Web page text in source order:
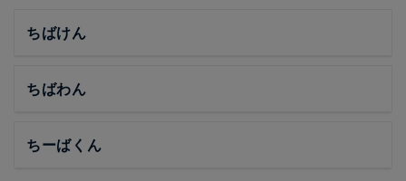
ちばけん
ちばわん
ちーばくん